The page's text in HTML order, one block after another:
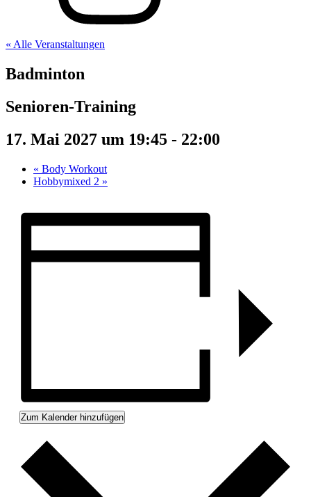
« Alle Veranstaltungen
Badminton
Senioren-Training
17. Mai 2027 um 19:45 - 22:00
« Body Workout
Hobbymixed 2 »
Zum Kalender hinzufügen